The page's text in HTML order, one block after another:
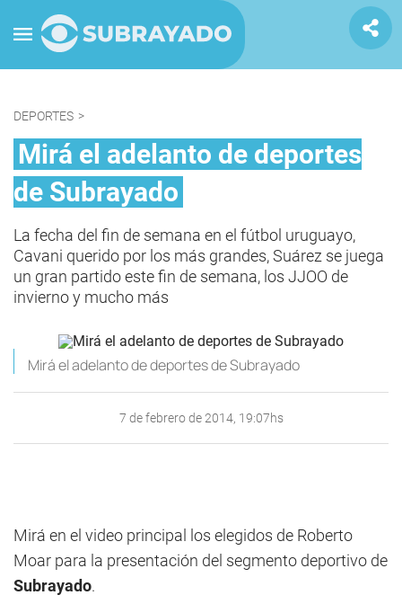
DEPORTES >
Mirá el adelanto de deportes
de Subrayado
La fecha del fin de semana en el fútbol uruguayo,
Cavani querido por los más grandes, Suárez se juega
un gran partido este fin de semana, los JJOO de
invierno y mucho más
Mirá el adelanto de deportes de Subrayado
7 de febrero de 2014, 19:07hs
Mirá en el video principal los elegidos de Roberto
Moar para la presentación del segmento deportivo de
Subrayado.